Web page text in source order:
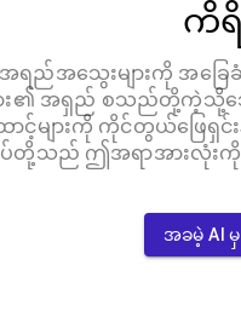
ကိရိ
အရည်အသွေးများကို အခ
များ၏ အရှည် စသည်တို့ကဲ့သို့
များကို ကိုင်တွယ်ဖြေရှင်
ပ်တို့သည် ဤအရာအားလုံးကို
အခမဲ့ AI